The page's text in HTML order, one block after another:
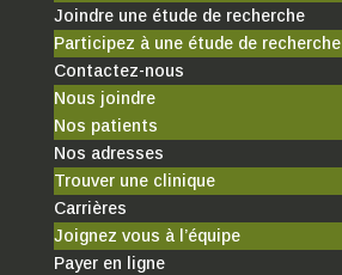
Joindre une étude de recherche
Participez à une étude de recherche
Contactez-nous
Nous joindre
Nos patients
Nos adresses
Trouver une clinique
Carrières
Joignez vous à l’équipe
Payer en ligne